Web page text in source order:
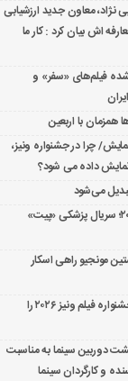
معاون جدید ارزشیابی
اش بیان کرد : کار ما
فیلم‌های «سفر» و
همزمان با اربعین
چرا در جشنواره ونیز،
داده می شود؟
می‌شود
معرفی نامزدهای امی ۲۰۲۶؛ سریال پزشکی «پیت»
مونجیو راهی اسکار
جورج کلونی شیر طلایی جشنواره فیلم ونیز ۲۰۲۶ را
دوربین سینما به مناسبت
و کارگردان سینما